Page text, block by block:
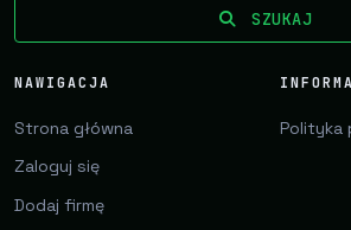
SZUKAJ
NAWIGACJA
Strona główna
Zaloguj się
Dodaj firmę
Polityka